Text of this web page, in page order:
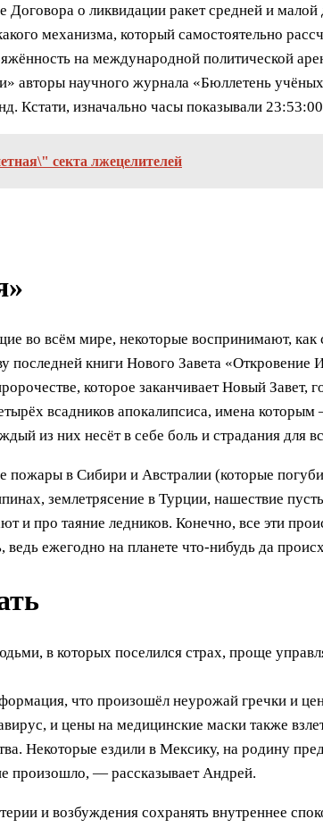
Договора о ликвидации ракет средней и
механизма, который самостоятельно
на международной политической
авторы научного журнала «Бюллетень
Кстати, изначально часы показывали
секта лжецелителей
во всём мире, некоторые воспринимают,
последней книги Нового Завета
которое заканчивает Новый Завет,
всадников апокалипсиса, имена
из них несёт в себе боль и страдания для
в Сибири и Австралии (которые
землетрясение в Турции, нашествие
и про таяние ледников. Конечно, все эти
ведь ежегодно на планете что-нибудь да
в которых поселился страх, проще
что произошёл неурожай гречки и
и цены на медицинские маски также
Некоторые ездили в Мексику, на родину
произошло, — рассказывает Андрей.
и возбуждения сохранять внутреннее